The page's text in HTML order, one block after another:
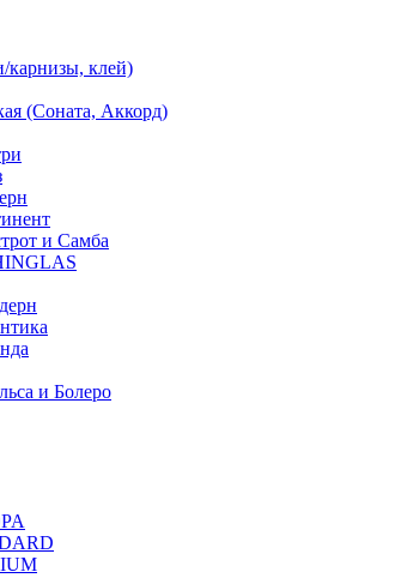
карнизы, клей)
(Соната, Аккорд)
и Самба
и Болеро